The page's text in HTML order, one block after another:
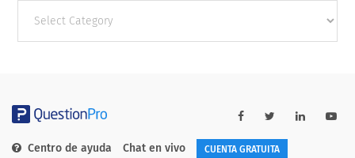
categories
Centro de ayuda Chat en vivo CUENTA GRATUITA